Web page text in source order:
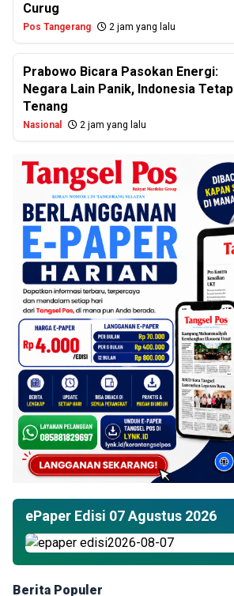
Curug
Pos Tangerang 2 jam yang lalu
Prabowo Bicara Pasokan Energi:
Negara Lain Panik, Indonesia Tetap
Tenang
Nasional 2 jam yang lalu
ePaper Edisi 07 Agustus 2026
Berita Populer